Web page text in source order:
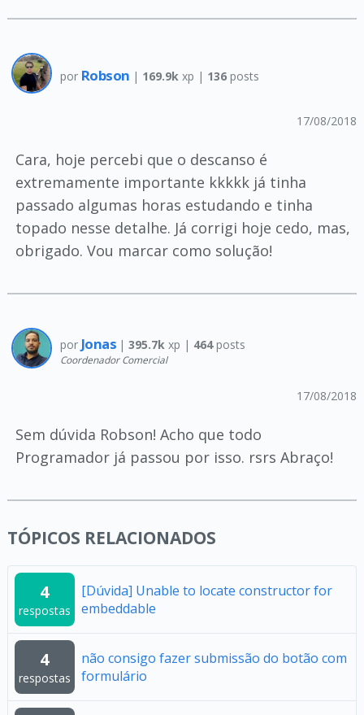
por Robson | 169.9k xp | 136posts
17/08/2018
Cara, hoje percebi que o descanso é
extremamente importante kkkkk já tinha
passado algumas horas estudando e tinha
topado nesse detalhe. Já corrigi hoje cedo, mas,
obrigado. Vou marcar como solução!
por Jonas |395.7k xp | 464posts
Coordenador Comercial
17/08/2018
Sem dúvida Robson! Acho que todo
Programador já passou por isso. rsrs Abraço!
TÓPICOS RELACIONADOS
4
respostas
[Dúvida] Unable to locate constructor for
embeddable
4
respostas
não consigo fazer submissão do botão com
formulário